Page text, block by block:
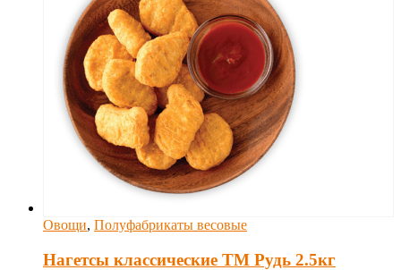
Овощи, Полуфабрикаты весовые
Нагетсы классические ТМ Рудь 2.5кг